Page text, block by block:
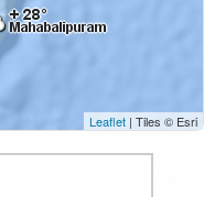
Leaflet | Tiles © Esri